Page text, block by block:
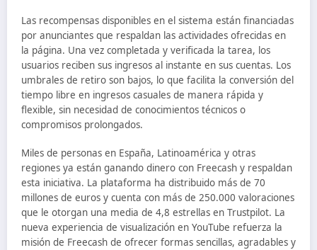
Las recompensas disponibles en el sistema están financiadas
por anunciantes que respaldan las actividades ofrecidas en
la página. Una vez completada y verificada la tarea, los
usuarios reciben sus ingresos al instante en sus cuentas. Los
umbrales de retiro son bajos, lo que facilita la conversión del
tiempo libre en ingresos casuales de manera rápida y
flexible, sin necesidad de conocimientos técnicos o
compromisos prolongados.
Miles de personas en España, Latinoamérica y otras
regiones ya están ganando dinero con Freecash y respaldan
esta iniciativa. La plataforma ha distribuido más de 70
millones de euros y cuenta con más de 250.000 valoraciones
que le otorgan una media de 4,8 estrellas en Trustpilot. La
nueva experiencia de visualización en YouTube refuerza la
misión de Freecash de ofrecer formas sencillas, agradables y